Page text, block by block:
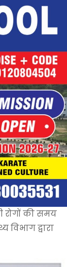
रोगों की समय
द्वारा